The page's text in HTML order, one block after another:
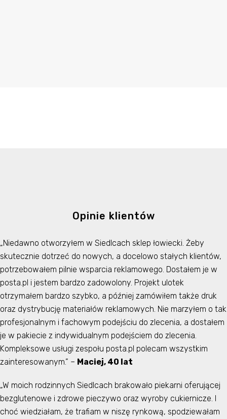
Opinie klientów
„Niedawno otworzyłem w Siedlcach sklep łowiecki. Żeby
skutecznie dotrzeć do nowych, a docelowo stałych klientów,
potrzebowałem pilnie wsparcia reklamowego. Dostałem je w
posta.pl i jestem bardzo zadowolony. Projekt ulotek
otrzymałem bardzo szybko, a później zamówiłem także druk
oraz dystrybucję materiałów reklamowych. Nie marzyłem o tak
profesjonalnym i fachowym podejściu do zlecenia, a dostałem
je w pakiecie z indywidualnym podejściem do zlecenia.
Kompleksowe usługi zespołu posta.pl polecam wszystkim
zainteresowanym.” – Maciej, 40 lat
„W moich rodzinnych Siedlcach brakowało piekarni oferującej
bezglutenowe i zdrowe pieczywo oraz wyroby cukiernicze. I
choć wiedziałam, że trafiam w niszę rynkową, spodziewałam